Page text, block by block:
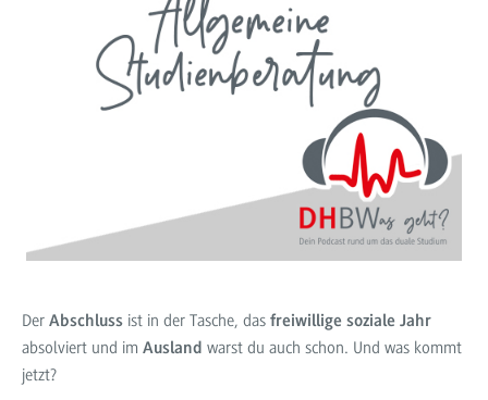
DerAbschluss ist in der Tasche, dasfreiwillige soziale Jahr
absolviert und imAusland warst du auch schon. Und was kommt
jetzt?